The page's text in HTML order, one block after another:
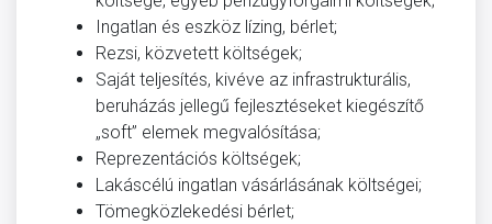
Ingatlan és eszköz lízing, bérlet;
Rezsi, közvetett költségek;
Saját teljesítés, kivéve az infrastrukturális,
beruházás jellegű fejlesztéseket kiegészítő
„soft” elemek megvalósítása;
Reprezentációs költségek;
Lakáscélú ingatlan vásárlásának költségei;
Tömegközlekedési bérlet;